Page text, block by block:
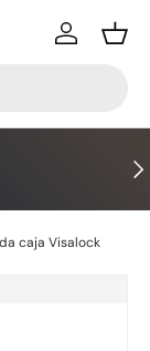
Iniciar
caja Visalock